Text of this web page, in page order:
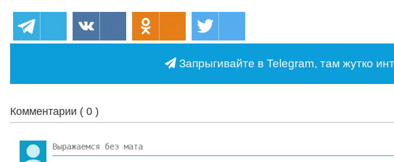
Запрыгивайте в Telegram, там жутко
Комментарии ( 0 )